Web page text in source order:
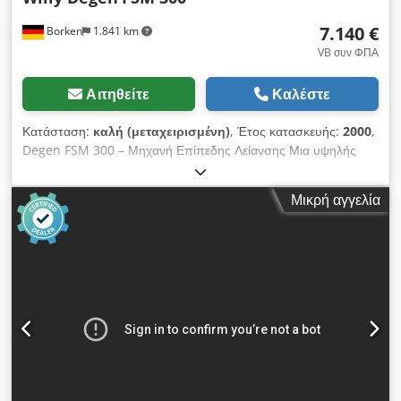
komplett-konzept.leasingo.de Περισσότερα προϊόντα –
καινούργια και μεταχειρισμένα – θα βρείτε στο κατάστημά μας!
Borken 1.841 km 7.140 €
VB συν ΦΠΑ
Αιτηθείτε Καλέστε
Κατάσταση: καλή (μεταχειρισμένη), Έτος κατασκευής: 2000,
Degen FSM 300 – Μηχανή Επίπεδης Λείανσης Μια υψηλής
ποιότητας, ακριβής μηχανή επίπεδης λείανσης από τον
Γερμανό κατασκευαστή Willy Degen, μοντέλο FSM 300. Η
μηχανή διακρίνεται για τον συμπαγή σχεδιασμό της και την
εξαιρετική ακρίβεια στην κατασκευή εργαλείων και καλουπιών.
Είναι ιδανική για εργαστήρια με περιορισμένο χώρο, τα οποία
τοποθέτηση. Αρχική μονάδα αναρρόφησης και υγρής λείανσης:
Άμεσα έτοιμη για σύνδεση, προσφέροντας καθαρή εργασία και
Μικρή αγγελία